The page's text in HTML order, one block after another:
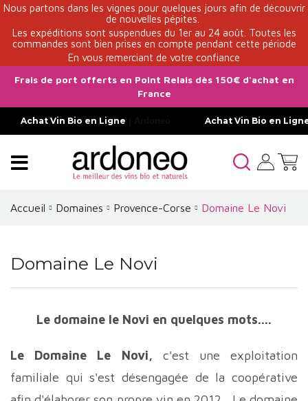
Nous partons dans les vignes pour quelques jours afin de découvrir
de nouvelles pépites.
Les expéditions sont suspendues du 1er au 24 août. Toutes les
commandes sont bien prises en compte pendant cette période
En vous remerciant de votre confiance
Frais de port offerts en Point Relais dès 150€ d'achat en
France
Achat Vin Bio en Ligne Achat Vin Bio en
Accueil Domaines Provence-Corse Domaine Le Novi
Domaine Le Novi
Le domaine le Novi en quelques mots....
Le Domaine Le Novi, c'est une exploitation
familiale qui s'est désengagée de la coopérative